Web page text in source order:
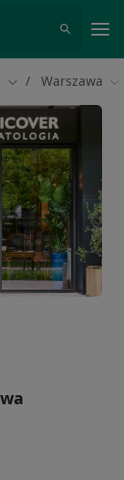
Zmień miasto
Warszawa